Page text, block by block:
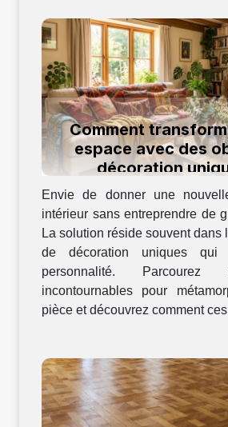
Comment
espace avec des
décoration
Envie de donner une
intérieur sans entreprendre de
La solution réside souvent dans
de décoration uniques qui
personnalité.
incontournables pour
pièce et découvrez comment